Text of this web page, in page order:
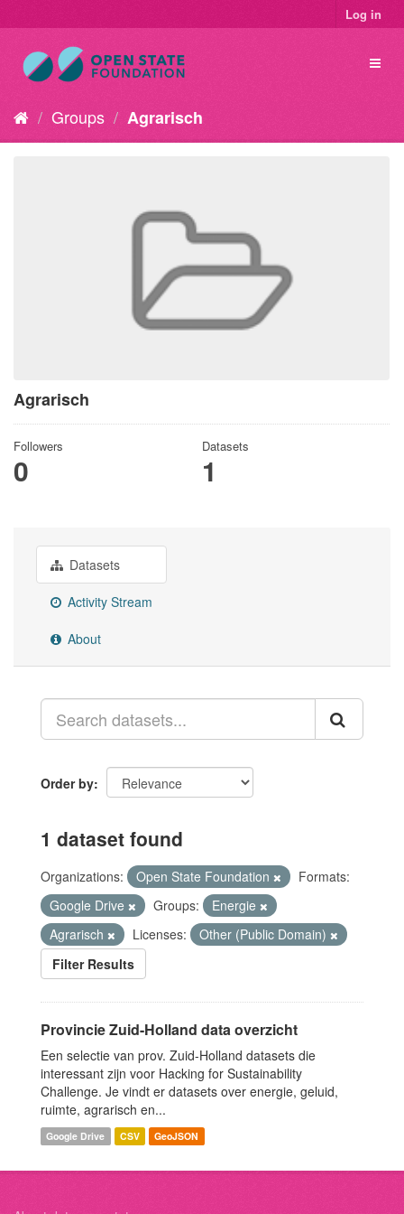
Log in
Groups Agrarisch
Agrarisch
Followers
0
Datasets
1
Datasets
Activity Stream
About
Order by
1 dataset found
Organizations: Open State Foundation
Formats:
Google Drive
Groups:
Energie
Agrarisch
Licenses:
Other (Public Domain)
Filter Results
Provincie Zuid-Holland data overzicht
Een selectie van prov. Zuid-Holland datasets die
interessant zijn voor Hacking for Sustainability
Challenge. Je vindt er datasets over energie, geluid,
ruimte, agrarisch en...
Google Drive CSV GeoJSON